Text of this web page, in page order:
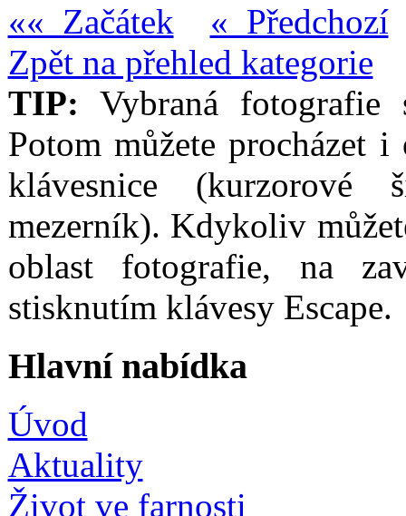
«« Začátek
« Předchozí
Zpět na přehled kategorie
TIP: Vybraná
Potom můžete procházet
klávesnice (kurzorové
mezerník). Kdykoliv
oblast fotografie, na
stisknutím klávesy Escape.
Hlavní nabídka
Úvod
Aktuality
Život ve farnosti